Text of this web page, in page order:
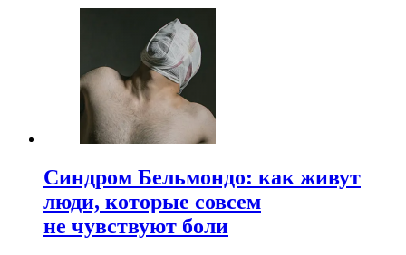
Синдром Бельмондо: как живут
люди, которые совсем
не чувствуют боли